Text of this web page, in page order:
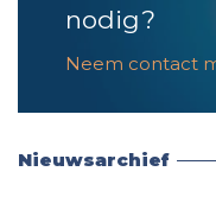
nodig?
Neem contact
Nieuwsarchief